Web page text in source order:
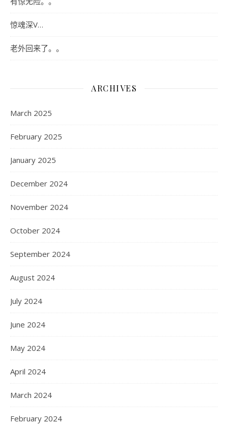
惊魂深V…
老外回来了。。
ARCHIVES
March 2025
February 2025
January 2025
December 2024
November 2024
October 2024
September 2024
August 2024
July 2024
June 2024
May 2024
April 2024
March 2024
February 2024